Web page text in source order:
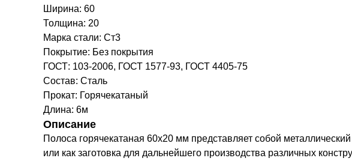
Ширина: 60
Толщина: 20
Марка стали: Ст3
Покрытие: Без покрытия
ГОСТ: 103-2006, ГОСТ 1577-93, ГОСТ 4405-75
Состав: Сталь
Прокат: Горячекатаный
Длина: 6м
Описание
Полоса горячекатаная 60х20 мм представляет собой
или как заготовка для дальнейшего производства различных